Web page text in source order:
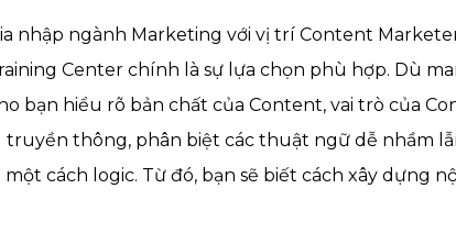
nhập ngành Marketing với vị trí Content
Center chính là sự lựa chọn phù hợp. Dù
bạn hiểu rõ bản chất của Content, vai trò của
thông, phân biệt các thuật ngữ dễ nhầm
cách logic. Từ đó, bạn sẽ biết cách xây dựng